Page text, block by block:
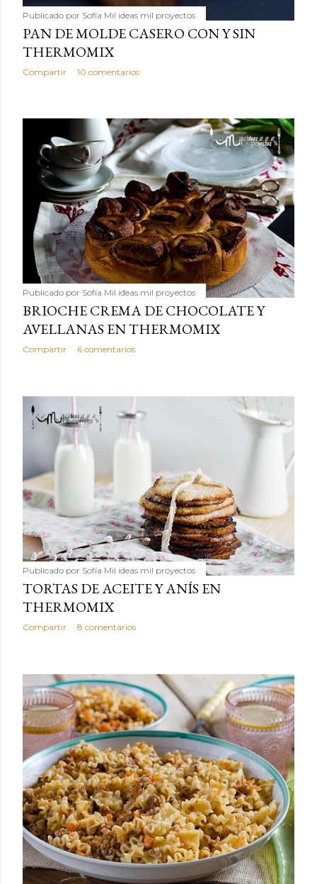
Publicado por Sofía Mil ideas mil proyectos
PAN DE MOLDE CASERO CON Y SIN
THERMOMIX
Compartir 10 comentarios
Publicado por Sofía Mil ideas mil proyectos
BRIOCHE CREMA DE CHOCOLATE Y
AVELLANAS EN THERMOMIX
Compartir 6 comentarios
Publicado por Sofía Mil ideas mil proyectos
TORTAS DE ACEITE Y ANÍS EN
THERMOMIX
Compartir 8 comentarios